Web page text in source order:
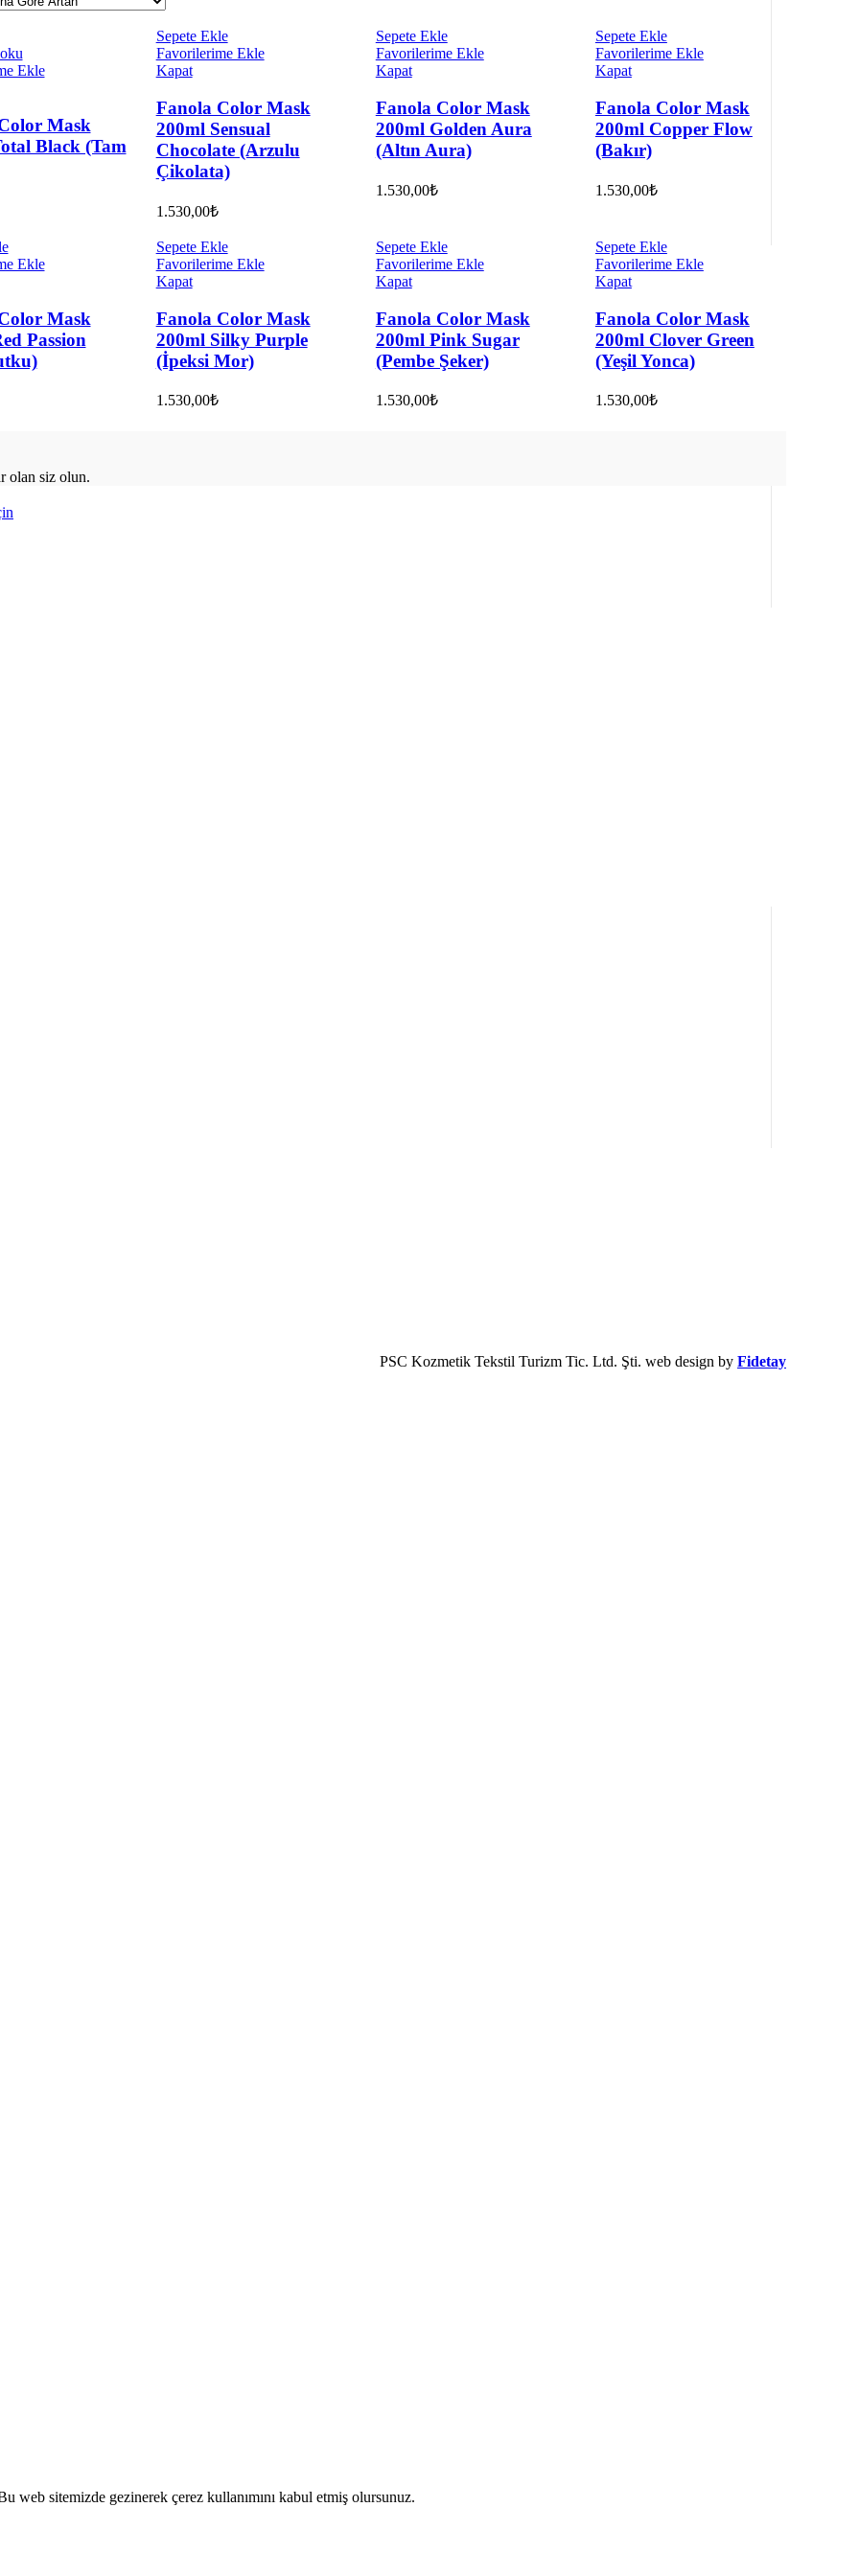
Ekle
Mask
Black (Tam
Sepete Ekle
Favorilerime Ekle
Kapat
Fanola Color Mask
200ml Sensual
Chocolate (Arzulu
Çikolata)
1.530,00₺
Sepete Ekle
Favorilerime Ekle
Kapat
Fanola Color Mask
200ml Golden Aura
(Altın Aura)
1.530,00₺
Sepete Ekle
Favorilerime Ekle
Kapat
Fanola Color Mask
200ml Copper Flow
(Bakır)
1.530,00₺
Ekle
Mask
Passion
Sepete Ekle
Favorilerime Ekle
Kapat
Fanola Color Mask
200ml Silky Purple
(İpeksi Mor)
1.530,00₺
Sepete Ekle
Favorilerime Ekle
Kapat
Fanola Color Mask
200ml Pink Sugar
(Pembe Şeker)
1.530,00₺
Sepete Ekle
Favorilerime Ekle
Kapat
Fanola Color Mask
200ml Clover Green
(Yeşil Yonca)
1.530,00₺
olan siz olun.
PSC Kozmetik Tekstil Turizm Tic. Ltd. Şti. web design by Fidetay
sitemizde gezinerek çerez kullanımını kabul etmiş olursunuz.